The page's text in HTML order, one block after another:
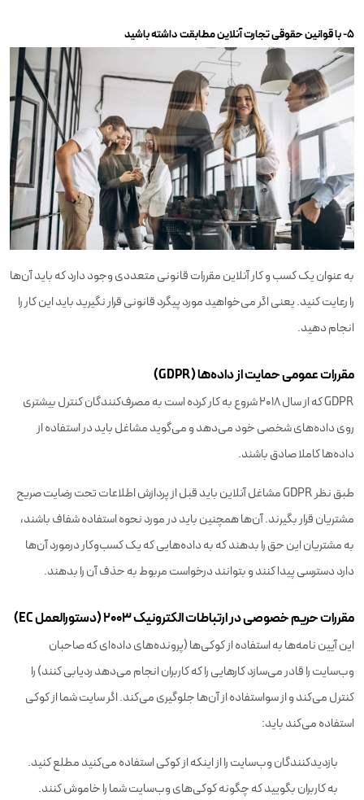
۵- با قوانین حقوقی تجارت آنلاین مطابقت داشته باشید
به عنوان یک کسب‌ و کار آنلاین مقررات قانونی متعددی وجود دارد که باید آن‌ها
را رعایت کنید. یعنی اگر می‌خواهید مورد پیگرد قانونی قرار نگیرید باید این کار را
انجام دهید.
مقررات عمومی حمایت از داده‌ها (GDPR)
GDPR که از سال ۲۰۱۸ شروع به کار کرده است به مصرف‌کنندگان کنترل بیشتری
روی داده‌های شخصی خود می‌دهد و می‌گوید مشاغل باید در استفاده از
داده‌ها کاملا صادق باشند.
طبق نظر GDPR مشاغل آنلاین باید قبل از پردازش اطلاعات تحت رضایت صریح
مشتریان قرار بگیرند. آن‌ها همچنین باید در مورد نحوه استفاده شفاف باشند،
به مشتریان این حق را بدهند که به داده‌هایی که یک کسب‌وکار درمورد آن‌ها
دارد دسترسی پیدا کنند و بتوانند درخواست مربوط به حذف آن را بدهند.
مقررات حریم خصوصی در ارتباطات الکترونیک ۲۰۰۳ (دستورالعمل EC)
این آیین نامه‌ها به استفاده از کوکی‌ها (پرونده‌های داده‌ای که صاحبان
وب‌سایت را قادر می‌سازد کارهایی را که کاربران انجام می‌دهد ردیابی کنند) را
کنترل می‌کند و از سواستفاده از آن‌ها جلوگیری می‌کند. اگر سایت شما از کوکی
استفاده می‌کند باید:
بازدیدکنندگان وب‌سایت را از اینکه از کوکی استفاده می‌کنید مطلع کنید.
به کاربران بگویید که چگونه کوکی‌های وب‌سایت شما را خاموش کنند.